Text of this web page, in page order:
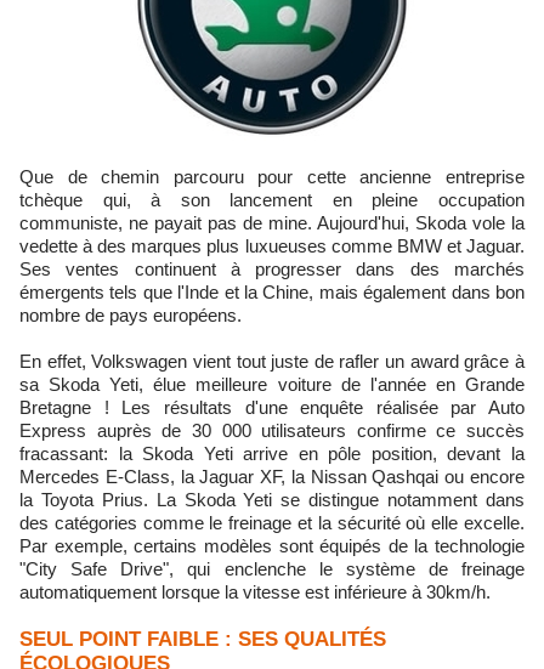
Que de chemin parcouru pour cette ancienne entreprise
tchèque qui, à son lancement en pleine occupation
communiste, ne payait pas de mine. Aujourd'hui, Skoda vole la
vedette à des marques plus luxueuses comme BMW et Jaguar.
Ses ventes continuent à progresser dans des marchés
émergents tels que l'Inde et la Chine, mais également dans bon
nombre de pays européens.
En effet, Volkswagen vient tout juste de rafler un award grâce à
sa Skoda Yeti, élue meilleure voiture de l'année en Grande
Bretagne ! Les résultats d'une enquête réalisée par Auto
Express auprès de 30 000 utilisateurs confirme ce succès
fracassant: la Skoda Yeti arrive en pôle position, devant la
Mercedes E-Class, la Jaguar XF, la Nissan Qashqai ou encore
la Toyota Prius. La Skoda Yeti se distingue notamment dans
des catégories comme le freinage et la sécurité où elle excelle.
Par exemple, certains modèles sont équipés de la technologie
"City Safe Drive", qui enclenche le système de freinage
automatiquement lorsque la vitesse est inférieure à 30km/h.
SEUL POINT FAIBLE : SES QUALITÉS
ÉCOLOGIQUES